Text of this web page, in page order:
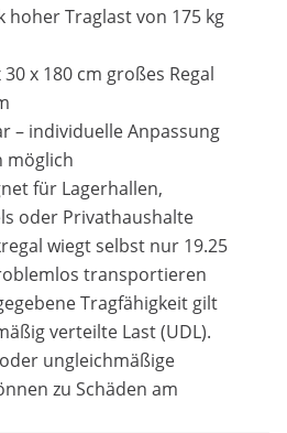
hoher Traglast von 175 kg
x 180 cm großes Regal
– individuelle Anpassung
möglich
für Lagerhallen,
oder Privathaushalte
wiegt selbst nur 19.25
transportieren
Tragfähigkeit gilt
verteilte Last (UDL).
ungleichmäßige
zu Schäden am